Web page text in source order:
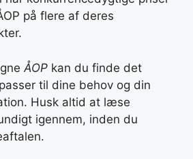
på flere af deres
ÅOP kan du finde det
til dine behov og din
Husk altid at læse
igennem, inden du